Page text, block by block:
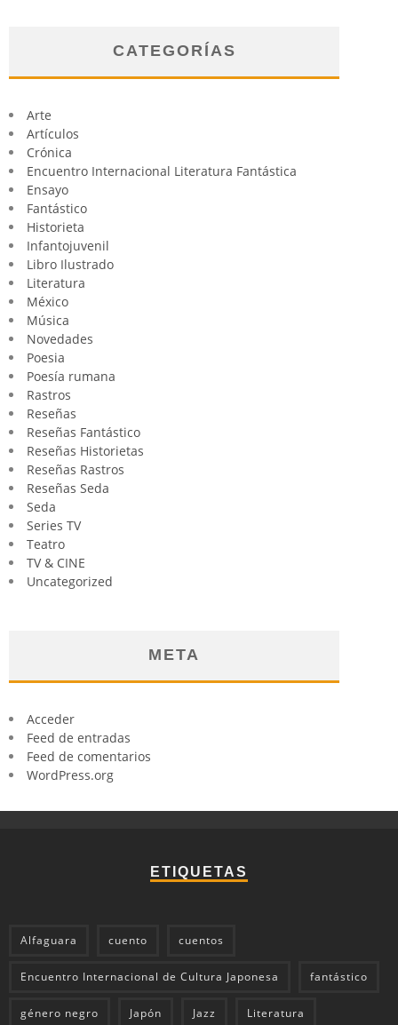
CATEGORÍAS
Arte
Artículos
Crónica
Encuentro Internacional Literatura Fantástica
Ensayo
Fantástico
Historieta
Infantojuvenil
Libro Ilustrado
Literatura
México
Música
Novedades
Poesia
Poesía rumana
Rastros
Reseñas
Reseñas Fantástico
Reseñas Historietas
Reseñas Rastros
Reseñas Seda
Seda
Series TV
Teatro
TV & CINE
Uncategorized
META
Acceder
Feed de entradas
Feed de comentarios
WordPress.org
ETIQUETAS
Alfaguara cuento cuentos
Encuentro Internacional de Cultura Japonesa fantástico
género negro Japón Jazz Literatura